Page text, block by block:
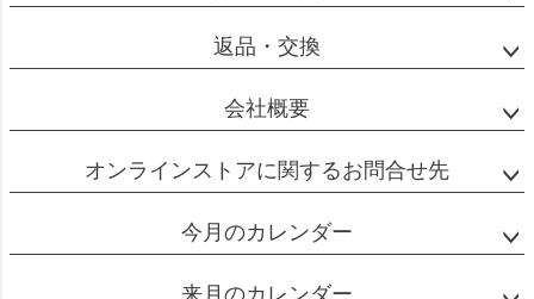
量なども違います。以下、一般的な量を記載しま
返品・交換
会社概要
オンラインストアに関するお問合せ先
今月のカレンダー
来月のカレンダー